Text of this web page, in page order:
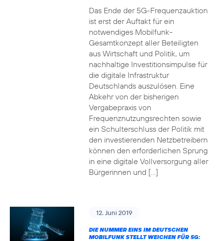
Das Ende der 5G-Frequenzauktion
ist erst der Auftakt für ein
notwendiges Mobilfunk-
Gesamtkonzept aller Beteiligten
aus Wirtschaft und Politik, um
nachhaltige Investitionsimpulse für
die digitale Infrastruktur
Deutschlands auszulösen. Eine
Abkehr von der bisherigen
Vergabepraxis von
Frequenznutzungsrechten sowie
ein Schulterschluss der Politik mit
den investierenden Netzbetreibern
können den erforderlichen Sprung
in eine digitale Vollversorgung aller
Bürgerinnen und […]
12. Juni 2019
DIE NUMMER EINS IM DEUTSCHEN
MOBILFUNK STELLT WEICHEN FÜR 5G: